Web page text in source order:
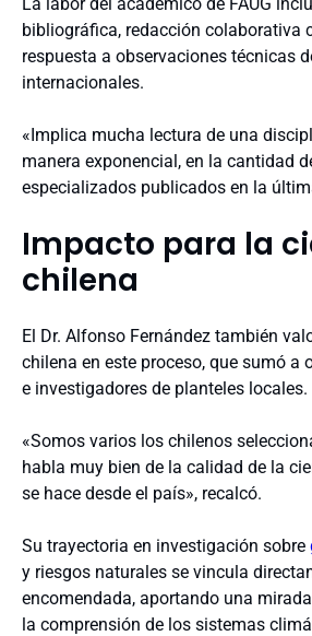
bibliográfica, redacción colaborativa
respuesta a observaciones técnicas
internacionales.
«Implica mucha lectura de una
manera exponencial, en la cantidad
especializados publicados en la
Impacto para la
chilena
El Dr. Alfonso Fernández también
chilena en este proceso, que sumó a
e investigadores de planteles locales.
«Somos varios los chilenos
habla muy bien de la calidad de la
se hace desde el país», recalcó.
Su trayectoria en investigación sobre
y riesgos naturales se vincula
encomendada, aportando una
la comprensión de los sistemas